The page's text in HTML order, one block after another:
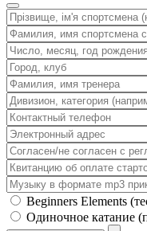
Вeginners Elements
Одиночное катание